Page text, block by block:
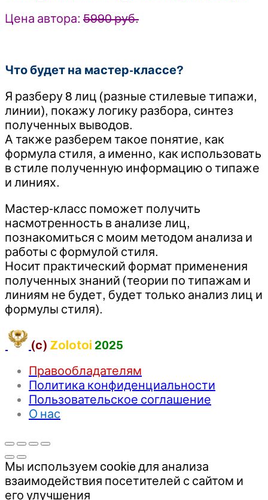
Цена автора: 5990 руб.
Что будет на мастер-классе?
Я разберу 8 лиц (разные стилевые типажи,
линии), покажу логику разбора, синтез
полученных выводов.
А также разберем такое понятие, как
формула стиля, а именно, как использовать
в стиле полученную информацию о типаже
и линиях.
Мастер-класс поможет получить
насмотренность в анализе лиц,
познакомиться с моим методом анализа и
работы с формулой стиля.
Носит практический формат применения
полученных знаний (теории по типажам и
линиям не будет, будет только анализ лиц и
формулы стиля).
(c) Zolotoi 2025
Правообладателям
Политика конфиденциальности
Пользовательское соглашение
О нас
Мы используем cookie для анализа
взаимодействия посетителей с сайтом и
его улучшения